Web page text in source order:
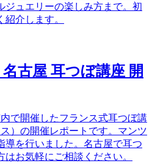
ジュエリーの楽しみ方まで。初
介します。
名古屋 耳つぼ講座 開
で開催したフランス式耳つぼ講
）の開催レポートです。マンツ
導を行いました。名古屋で耳つ
お気軽にご相談ください。